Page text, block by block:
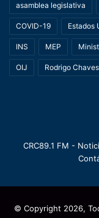
asamblea legislativa
COVID-19 Estados
INS MEP
OIJ Rodrigo
CRC89.1 FM -
© Copyright 2026,